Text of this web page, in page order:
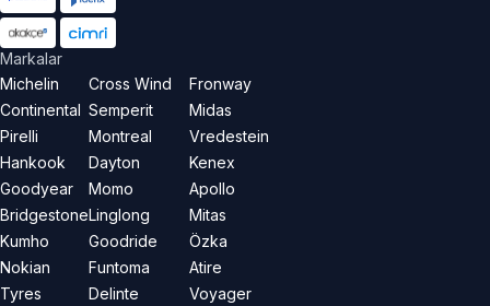
Markalar
Michelin
Continental
Pirelli
Hankook
Goodyear
Bridgestone
Kumho
Nokian
Tyres
Cross Wind
Semperit
Montreal
Dayton
Momo
Linglong
Goodride
Funtoma
Delinte
Fronway
Midas
Vredestein
Kenex
Apollo
Mitas
Özka
Atire
Voyager